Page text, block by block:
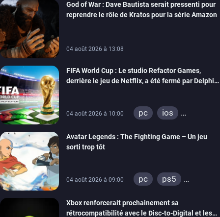
God of War : Dave Bautista serait pressenti pour
reprendre le rôle de Kratos pour la série Amazon
04 août 2026 à 13:08
FIFA World Cup : Le studio Refactor Games,
derrière le jeu de Netflix, a été fermé par Delphi
04 août 2026 à 10:00 pc
ios
Avatar Legends : The Fighting Game – Un jeu
sorti trop tôt
04 août 2026 à 09:00 pc
ps5
switch
switch 2
Xbox renforcerait prochainement sa
rétrocompatibilité avec le Disc-to-Digital et les